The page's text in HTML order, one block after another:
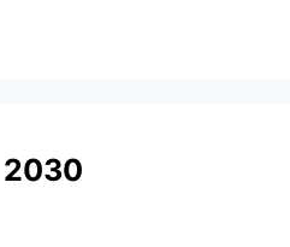
2030